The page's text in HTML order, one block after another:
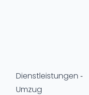
Dienstleistungen -
Umzug